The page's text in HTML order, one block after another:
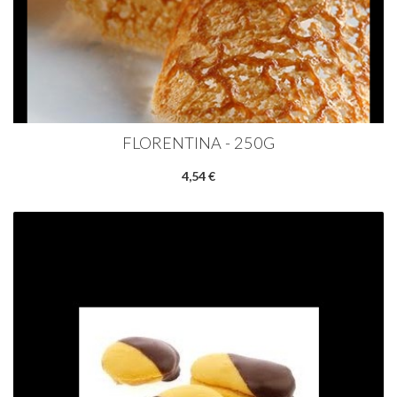
FLORENTINA - 250G
4,54 €